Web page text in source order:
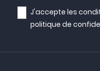
J'accepte les
politique de